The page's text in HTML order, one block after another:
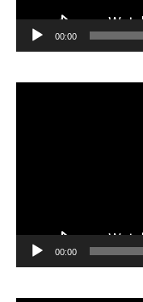
00:00
00:00